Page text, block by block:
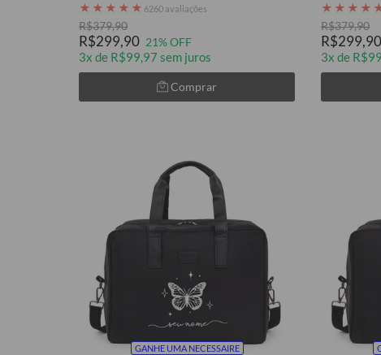
★ ★ ★ ★ ★ 6260 avaliações
R$379,90
R$299,90 21% OFF
3x de R$99,97 sem juros
Comprar
★ ★ ★ ★
R$379,90
R$299,90
3x de
GANHE UMA NECESSAIRE